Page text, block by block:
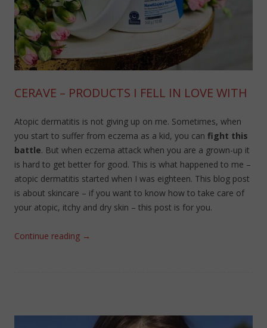
CERAVE – PRODUCTS I FELL IN LOVE WITH
Atopic dermatitis is not giving up on me. Sometimes, when
you start to suffer from eczema as a kid, you can fight this
battle. But when eczema attack when you are a grown-up it
is hard to get better for good. This is what happened to me –
atopic dermatitis started when I was eighteen. This blog post
is about skincare – if you want to know how to take care of
your atopic, itchy and dry skin – this post is for you.
Continue reading →